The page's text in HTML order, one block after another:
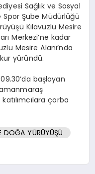
Sağlık ve Sosyal
Spor Şube Müdürlüğü
Kılavuzlu Mesire
Merkezi’ne kadar
Mesire Alanı’nda
yüründü.
başlayan
çorba
DOĞA YÜRÜYÜŞÜ